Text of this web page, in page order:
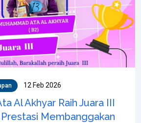
12 Feb 2026
Al Akhyar Raih Juara III
Membanggakan